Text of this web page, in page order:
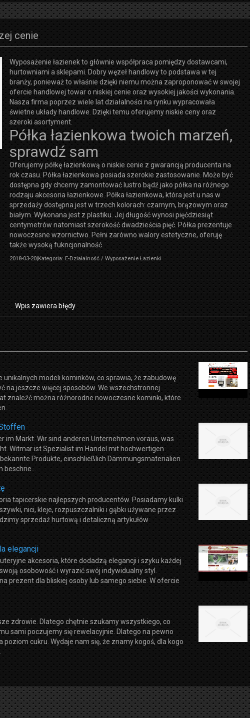
cenie
Wyposażenie łazienek to głównie współpraca pomiędzy dostawcami,
hurtowniami a sklepami. Dobry węzeł handlowy to podstawa w tej
branży, ponieważ to właśnie dzięki niemu można zaproponować w swojej
ofercie handlowej towar o niskiej cenie oraz wysokiej jakości wykonania.
Nasza firma poprzez wiele lat działalności na rynku wypracowała
świetne układy handlowe. Dzięki temu oferujemy niskie ceny oraz
szeroki asortyment.
Półka łazienkowa twoich marzeń,
sprawdź sam
Oferujemy półkę łazienkową o niskie cenie z gwarancją producenta na
rok czasu. Półka łazienkowa posiada szerokie zastosowanie. Może być
dostępna gdy chcemy zamontować lustro bądź jako półka na różnego
rodzaju akcesoria łazienkowe. Półka łazienkowa, która jest u nas w
sprzedaży dostępna jest w trzech kolorach: czarnym, brązowym oraz
białym. Wykonana jest z plastiku. Jej długość wynosi pięćdziesiąt
centymetrów natomiast szerokość dwadzieścia pięć. Półka prezentuje
nowoczesne wzornictwo. Pełni zarówno walory estetyczne, oferuję
także wysoką fukncjonalność
2018-03-20|Kategoria: E-Działalność / Wyposażenie Łazienki
Wpis zawiera błędy
unikalnych modeli kominków, co sprawia, że zabudowę
na jeszcze więcej sposobów. We wszechstronnej
znaleźć można różnorodne nowoczesne kominki, które
Markt. Wir sind anderen Unternehmen voraus, was
Witmar ist Spezialist im Handel mit hochwertigen
Produkte, einschließlich Dämmungsmaterialien.
beschrie...
tapicerskie najlepszych producentów. Posiadamy kulki
nici, kleje, rozpuszczalniki i gąbki używane przez
sprzedaż hurtową i detaliczną artykułów
elegancji
akcesoria, które dodadzą elegancji i szyku każdej
osobowość i wyrazić swój indywidualny styl.
prezent dla bliskiej osoby lub samego siebie. W ofercie
zdrowie. Dlatego chętnie szukamy wszystkiego, co
sami poczujemy się rewelacyjnie. Dlatego na pewno
cukru. Wydaje nam się, że znamy kogoś, dla kogo